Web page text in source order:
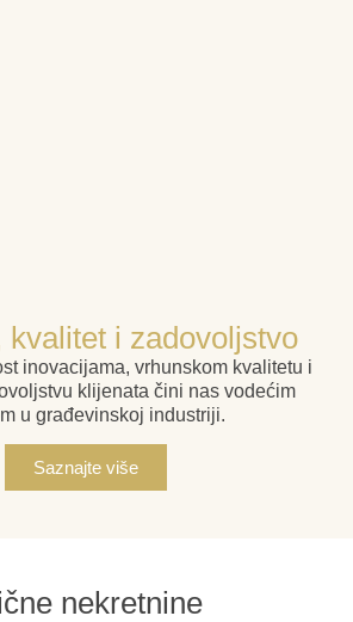
kvalitet i zadovoljstvo
inovacijama, vrhunskom kvalitetu i
klijenata čini nas vodećim
u građevinskoj industriji.
Saznajte više
nekretnine